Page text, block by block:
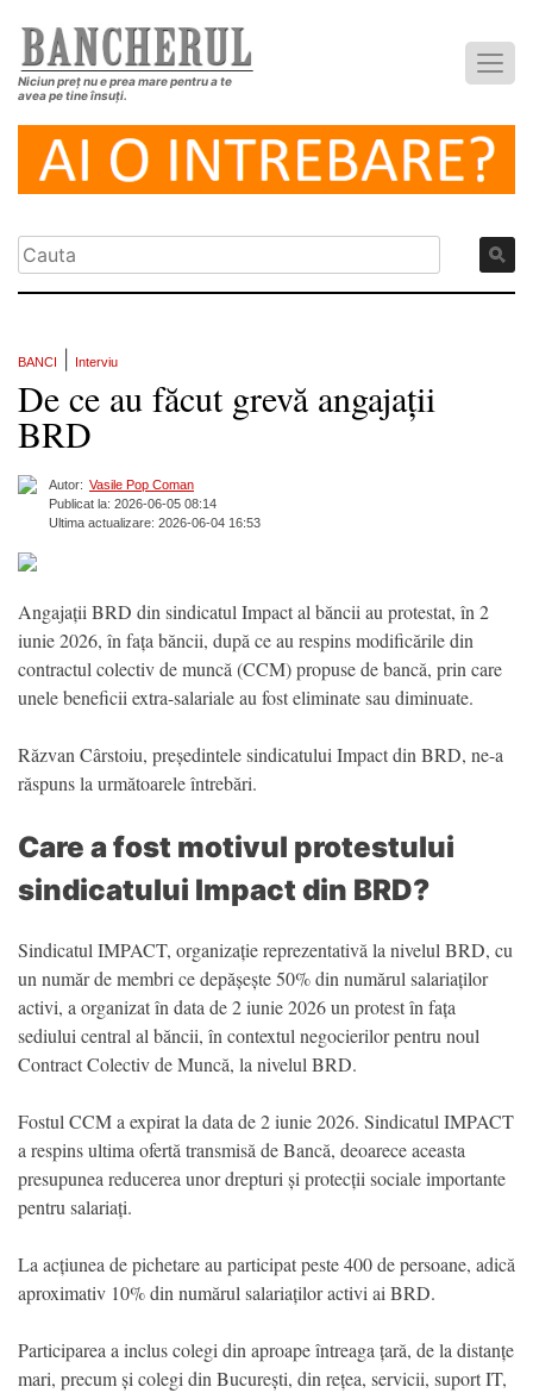
Niciun preț nu e prea mare pentru a te
avea pe tine însuți.
BANCI Interviu
De ce au făcut grevă angajații
BRD
Autor: Vasile Pop Coman
Publicat la: 2026-06-05 08:14
Ultima actualizare: 2026-06-04 16:53
Angajații BRD din sindicatul Impact al băncii au protestat, în 2
iunie 2026, în fața băncii, după ce au respins modificările din
contractul colectiv de muncă (CCM) propuse de bancă, prin care
unele beneficii extra-salariale au fost eliminate sau diminuate.
Răzvan Cârstoiu, președintele sindicatului Impact din BRD, ne-a
răspuns la următoarele întrebări.
Care a fost motivul protestului
sindicatului Impact din BRD?
Sindicatul IMPACT, organizație reprezentativă la nivelul BRD, cu
un număr de membri ce depășește 50% din numărul salariaților
activi, a organizat în data de 2 iunie 2026 un protest în fața
sediului central al băncii, în contextul negocierilor pentru noul
Contract Colectiv de Muncă, la nivelul BRD.
Fostul CCM a expirat la data de 2 iunie 2026. Sindicatul IMPACT
a respins ultima ofertă transmisă de Bancă, deoarece aceasta
presupunea reducerea unor drepturi și protecții sociale importante
pentru salariați.
La acțiunea de pichetare au participat peste 400 de persoane, adică
aproximativ 10% din numărul salariaților activi ai BRD.
Participarea a inclus colegi din aproape întreaga țară, de la distanțe
mari, precum și colegi din București, din rețea, servicii, suport IT,